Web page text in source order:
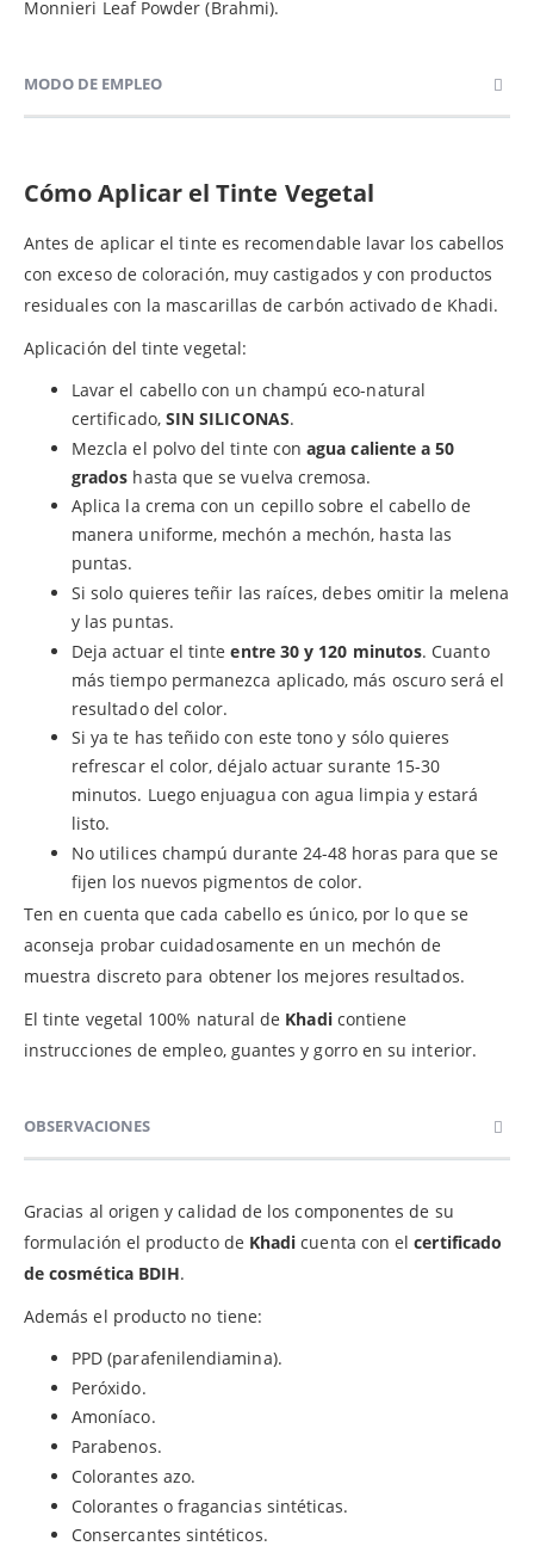
Monnieri Leaf Powder (Brahmi).
MODO DE EMPLEO
Cómo Aplicar el Tinte Vegetal
Antes de aplicar el tinte es recomendable lavar los cabellos
con exceso de coloración, muy castigados y con productos
residuales con la mascarillas de carbón activado de Khadi.
Aplicación del tinte vegetal:
Lavar el cabello con un champú eco-natural
certificado, SIN SILICONAS.
Mezcla el polvo del tinte conagua caliente a 50
grados hasta que se vuelva cremosa.
Aplica la crema con un cepillo sobre el cabello de
manera uniforme, mechón a mechón, hasta las
puntas.
Si solo quieres teñir las raíces, debes omitir la melena
y las puntas.
Deja actuar el tinteentre 30 y 120 minutos. Cuanto
más tiempo permanezca aplicado, más oscuro será el
resultado del color.
Si ya te has teñido con este tono y sólo quieres
refrescar el color, déjalo actuar surante 15-30
minutos. Luego enjuagua con agua limpia y estará
listo.
No utilices champú durante 24-48 horas para que se
fijen los nuevos pigmentos de color.
Ten en cuenta que cada cabello es único, por lo que se
aconseja probar cuidadosamente en un mechón de
muestra discreto para obtener los mejores resultados.
El tinte vegetal 100% natural de Khadi contiene
instrucciones de empleo, guantes y gorro en su interior.
OBSERVACIONES
Gracias al origen y calidad de los componentes de su
formulación el producto de Khadicuenta con el certificado
de cosmética BDIH.
Además el producto no tiene:
PPD (parafenilendiamina).
Peróxido.
Amoníaco.
Parabenos.
Colorantes azo.
Colorantes o fragancias sintéticas.
Consercantes sintéticos.